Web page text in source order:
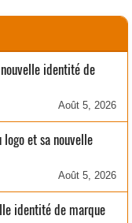
identité de
Août 5, 2026
logo et sa nouvelle
Août 5, 2026
identité de marque